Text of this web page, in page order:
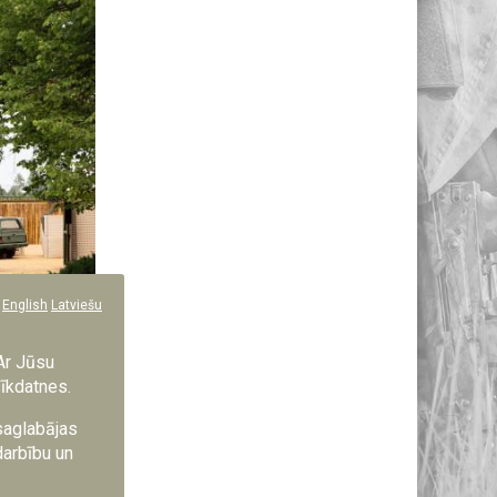
English Latviešu
Jūsu
un